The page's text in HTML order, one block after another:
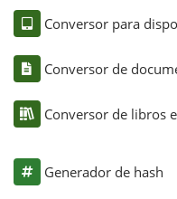
Conversor para
Conversor de
Conversor de libros
Generador de hash